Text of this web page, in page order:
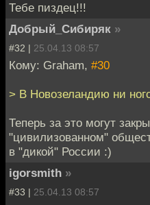
Тебе пиздец!!!
Добрый_Сибиряк »
#32 | 25.04.13 08:57
Кому: Graham, #30
> В Новозеландию ни
Теперь за это могут
"цивилизованном"
в "дикой" России :)
igorsmith »
#33 | 25.04.13 08:57